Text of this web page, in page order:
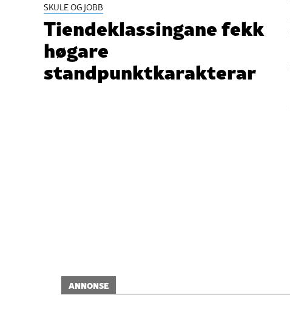
SKULE OG JOBB
Tiendeklassingane fekk
høgare
standpunktkarakterar
ANNONSE